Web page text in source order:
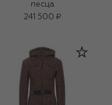
песца
241 500 ₽